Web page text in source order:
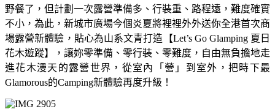
野餐了，但計劃一次露營準備多、行裝重、路程遠，難度確實
不小，為此，新城市廣場今個炎夏將裡裡外外送你全港首次商
場露營新體驗，貼心為山系文青打造【Let’s Go Glamping 夏日
花木遊蹤】，讓妳零準備、零行裝、零難度，自由無負擔地走
進花木漫天的露營世界，從室內「營」到室外，把時下最
Glamorous的Camping新體驗再度升級！